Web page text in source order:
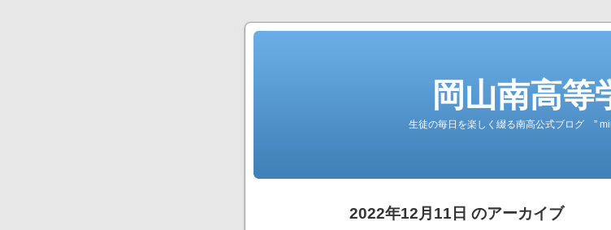
岡山南高等
生徒の毎日を楽しく綴る南高公式ブログ ”
2022年12月11日 のアーカイブ